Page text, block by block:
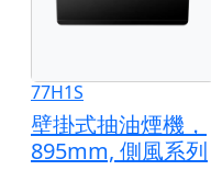
77H1S
壁掛式抽油煙機，
895mm, 側風系列